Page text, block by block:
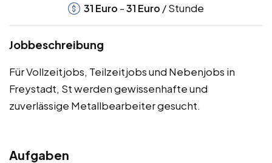
31 Euro -31 Euro / Stunde
Jobbeschreibung
Für Vollzeitjobs, Teilzeitjobs und Nebenjobs in
Freystadt, St werden gewissenhafte und
zuverlässige Metallbearbeiter gesucht.
Aufgaben